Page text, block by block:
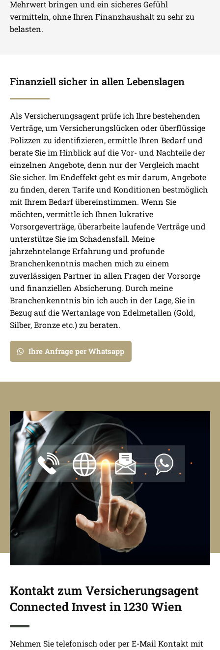
Mehrwert bringen und ein sicheres Gefühl
vermitteln, ohne Ihren Finanzhaushalt zu sehr zu
belasten.
Finanziell sicher in allen Lebenslagen
Als Versicherungsagent prüfe ich Ihre bestehenden
Verträge, um Versicherungslücken oder überflüssige
Polizzen zu identifizieren, ermittle Ihren Bedarf und
berate Sie im Hinblick auf die Vor- und Nachteile der
einzelnen Angebote, denn nur der Vergleich macht
Sie sicher. Im Endeffekt geht es mir darum, Angebote
zu finden, deren Tarife und Konditionen bestmöglich
mit Ihrem Bedarf übereinstimmen. Wenn Sie
möchten, vermittle ich Ihnen lukrative
Vorsorgeverträge, überarbeite laufende Verträge und
unterstütze Sie im Schadensfall. Meine
jahrzehntelange Erfahrung und profunde
Branchenkenntnis machen mich zu einem
zuverlässigen Partner in allen Fragen der Vorsorge
und finanziellen Absicherung. Durch meine
Branchenkenntnis bin ich auch in der Lage, Sie in
Bezug auf die Wertanlage von Edelmetallen (Gold,
Silber, Bronze etc.) zu beraten.
Ihre Anfrage per Whatsapp
Kontakt zum Versicherungsagent
Connected Invest in 1230 Wien
Nehmen Sie telefonisch oder per E-Mail Kontakt mit